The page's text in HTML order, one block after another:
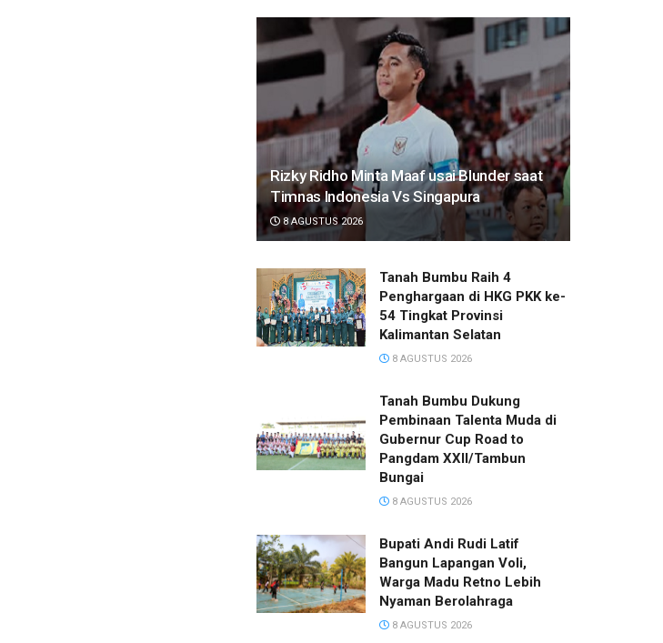
Rizky Ridho Minta Maaf usai Blunder saat
Timnas Indonesia Vs Singapura
8 AGUSTUS 2026
Tanah Bumbu Raih 4
Penghargaan di HKG PKK ke-
54 Tingkat Provinsi
Kalimantan Selatan
8 AGUSTUS 2026
Tanah Bumbu Dukung
Pembinaan Talenta Muda di
Gubernur Cup Road to
Pangdam XXII/Tambun
Bungai
8 AGUSTUS 2026
Bupati Andi Rudi Latif
Bangun Lapangan Voli,
Warga Madu Retno Lebih
Nyaman Berolahraga
8 AGUSTUS 2026